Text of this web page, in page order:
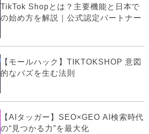
TikTok Shopとは？主要機能と日本で
の始め方を解説｜公式認定パートナー
【モールハック】TIKTOKSHOP 意図
的なバズを生む法則
【AIタッガー】SEO×GEO AI検索時代
の“見つかる力”を最大化